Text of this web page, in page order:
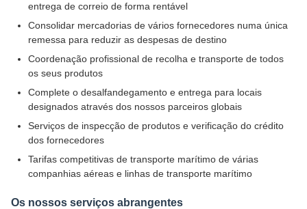
entrega de correio de forma rentável
Consolidar mercadorias de vários fornecedores numa única
remessa para reduzir as despesas de destino
Coordenação profissional de recolha e transporte de todos
os seus produtos
Complete o desalfandegamento e entrega para locais
designados através dos nossos parceiros globais
Serviços de inspecção de produtos e verificação do crédito
dos fornecedores
Tarifas competitivas de transporte marítimo de várias
companhias aéreas e linhas de transporte marítimo
Os nossos serviços abrangentes